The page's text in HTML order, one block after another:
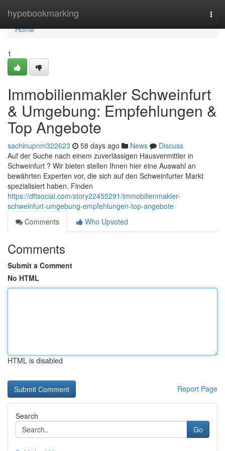
hypebookmarking
Home
Home
1
Immobilienmakler Schweinfurt
& Umgebung: Empfehlungen &
Top Angebote
sachinupnm322623 58 days ago News
Discuss
Auf der Suche nach einem zuverlässigen Hausvermittler in
Schweinfurt ? Wir bieten stellen Ihnen hier eine Auswahl an
bewährten Experten vor, die sich auf den Schweinfurter Markt
spezialisiert haben. Finden
https://dftsocial.com/story22455291/immobilienmakler-
schweinfurt-umgebung-empfehlungen-top-angebote
Comments
Who Upvoted
Comments
Submit a Comment
No HTML
HTML is disabled
Report Page
Search
Go